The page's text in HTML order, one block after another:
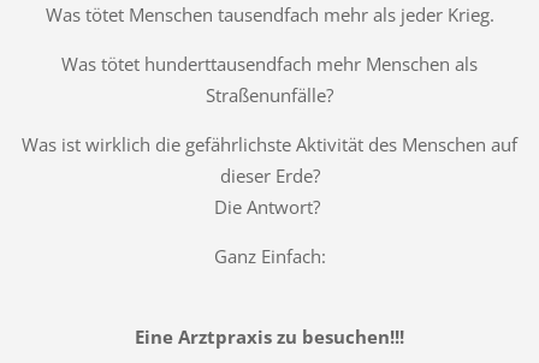
Was tötet Menschen tausendfach mehr als jeder Krieg.
Was tötet hunderttausendfach mehr Menschen als
Straßenunfälle?
Was ist wirklich die gefährlichste Aktivität des Menschen auf
dieser Erde?
Die Antwort?
Ganz Einfach:
Eine Arztpraxis zu besuchen!!!